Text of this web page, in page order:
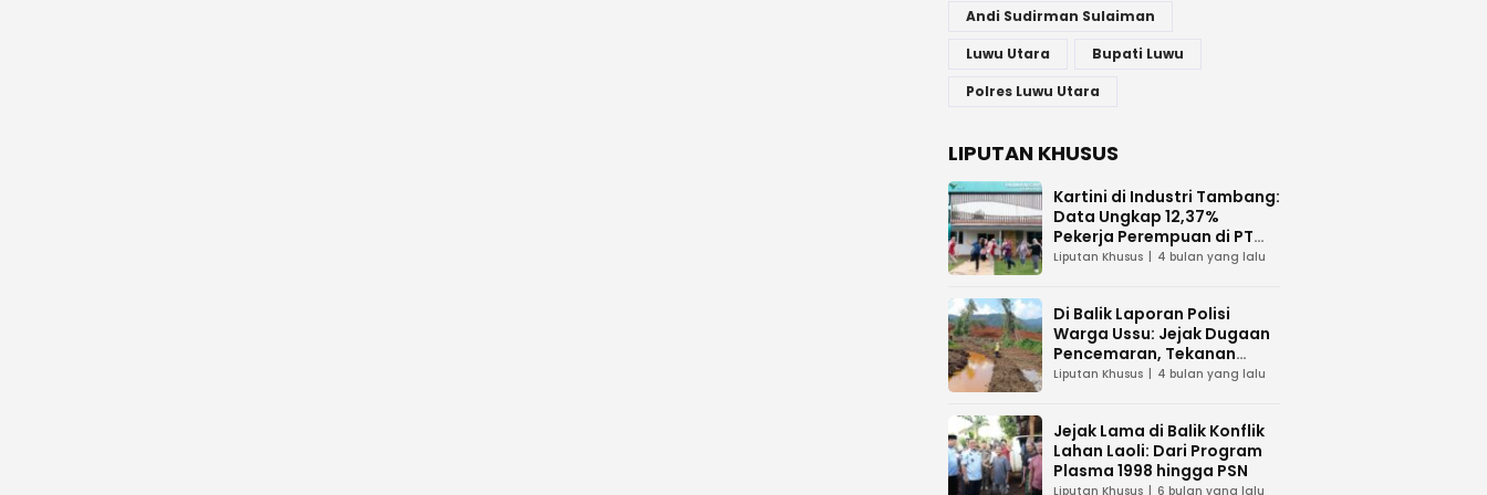
Andi Sudirman Sulaiman
Luwu Utara
Bupati Luwu
Polres Luwu Utara
LIPUTAN KHUSUS
Kartini di Industri Tambang:
Data Ungkap 12,37%
Pekerja Perempuan di PT
Vale Indonesia
Liputan Khusus 4 bulan yang lalu
Di Balik Laporan Polisi
Warga Ussu: Jejak Dugaan
Pencemaran, Tekanan
Hukum, dan Desakan
Liputan Khusus 4 bulan yang lalu
Jejak Lama di Balik Konflik
Lahan Laoli: Dari Program
Plasma 1998 hingga PSN
Liputan Khusus 6 bulan yang lalu